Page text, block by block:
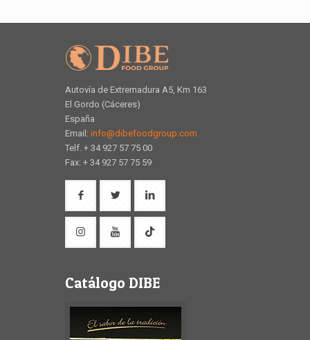
Autovía de Extremadura A5, Km 163
El Gordo (Cáceres)
España
Email: info@dibefoodgroup.com
Telf. + 34 927 57 75 00
Fax: + 34 927 57 75 59
Catálogo DIBE